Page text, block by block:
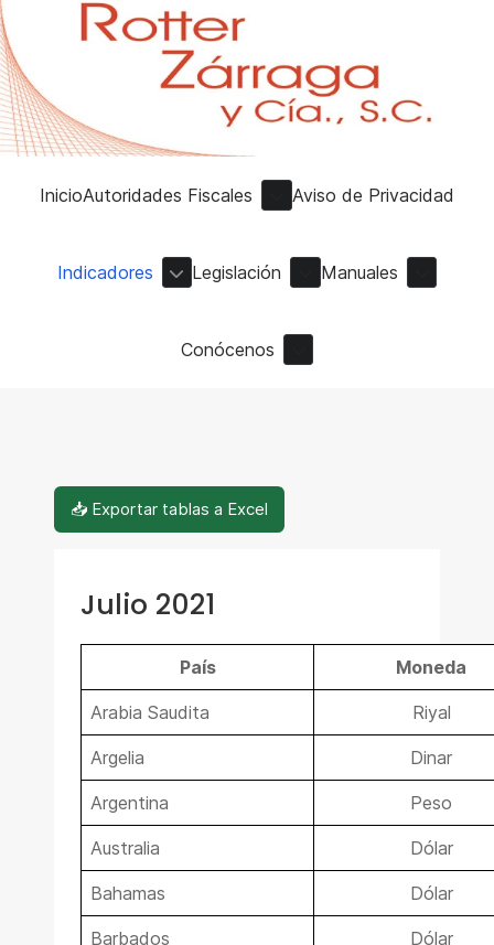
InicioAutoridades Fiscales Aviso de Privacidad
Indicadores Legislación Manuales
Conócenos
📥 Exportar tablas a Excel
Julio 2021
País Moneda
Arabia Saudita Riyal
Argelia Dinar
Argentina Peso
Australia Dólar
Bahamas Dólar
Barbados Dólar